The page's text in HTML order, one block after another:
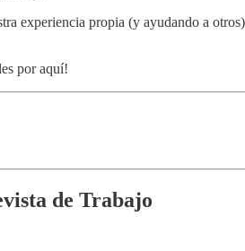
experiencia propia (y ayudando a
por aquí!
de Trabajo